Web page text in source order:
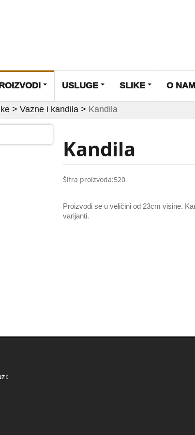
USLUGE SLIKE O
> Vazne i kandila > Kandila
Kandila
Šifra proizvoda:520
Proizvodi se u veličini od 23cm visine.
varijanti.